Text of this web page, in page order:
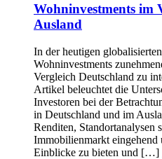
Wohninvestments im
Ausland
In der heutigen
Wohninvestments
Vergleich Deutschland zu
Artikel beleuchtet die
Investoren bei der
in Deutschland und im
Renditen, Standortanalysen
Immobilienmarkt
Einblicke zu bieten und […]